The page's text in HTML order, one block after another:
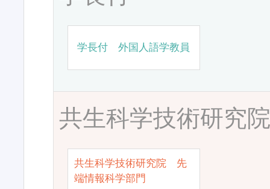
学長付 外国人語学教員
共生科学技術研究
共生科学技術研究院 先
端情報科学部門